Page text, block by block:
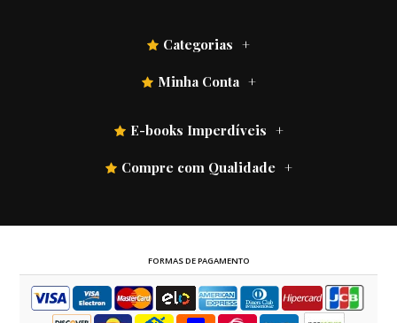
Categorias
Minha Conta
E-books Imperdíveis
Compre com Qualidade
FORMAS DE PAGAMENTO